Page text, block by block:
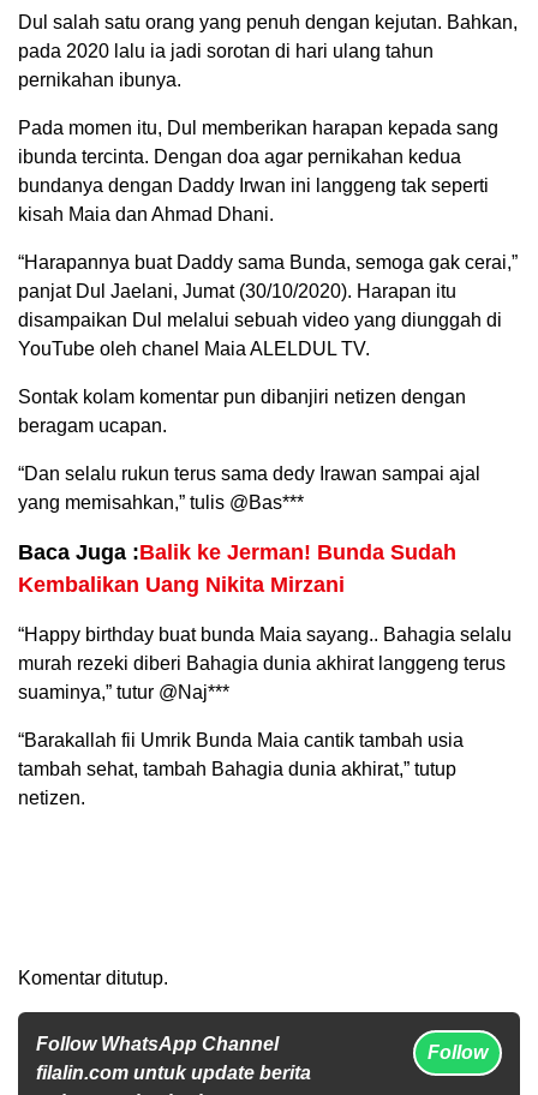
Dul salah satu orang yang penuh dengan kejutan. Bahkan,
pada 2020 lalu ia jadi sorotan di hari ulang tahun
pernikahan ibunya.
Pada momen itu, Dul memberikan harapan kepada sang
ibunda tercinta. Dengan doa agar pernikahan kedua
bundanya dengan Daddy Irwan ini langgeng tak seperti
kisah Maia dan Ahmad Dhani.
“Harapannya buat Daddy sama Bunda, semoga gak cerai,”
panjat Dul Jaelani, Jumat (30/10/2020). Harapan itu
disampaikan Dul melalui sebuah video yang diunggah di
YouTube oleh chanel Maia ALELDUL TV.
Sontak kolam komentar pun dibanjiri netizen dengan
beragam ucapan.
“Dan selalu rukun terus sama dedy Irawan sampai ajal
yang memisahkan,” tulis @Bas***
Baca Juga :Balik ke Jerman! Bunda Sudah
Kembalikan Uang Nikita Mirzani
“Happy birthday buat bunda Maia sayang.. Bahagia selalu
murah rezeki diberi Bahagia dunia akhirat langgeng terus
suaminya,” tutur @Naj***
“Barakallah fii Umrik Bunda Maia cantik tambah usia
tambah sehat, tambah Bahagia dunia akhirat,” tutup
netizen.
Komentar ditutup.
Follow WhatsApp Channel
filalin.com untuk update berita
Follow